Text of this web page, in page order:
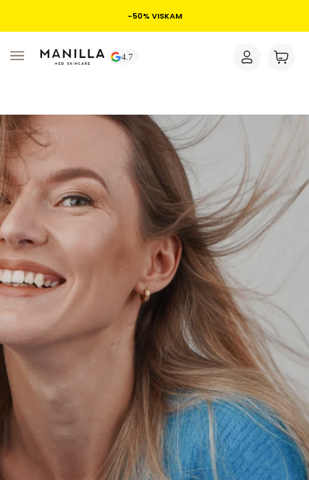
-50% VISKAM